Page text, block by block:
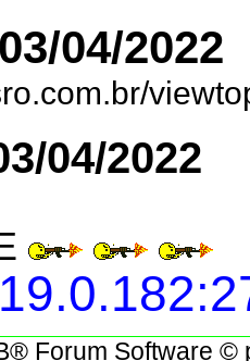
04/2022
04/2022
® Forum Software ©